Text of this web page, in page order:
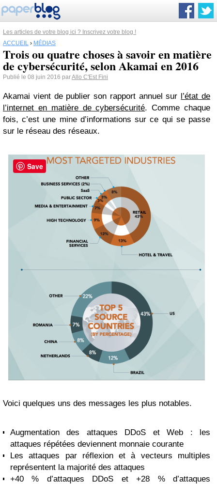
Les articles de votre blog ici ? Inscrivez votre blog !
ACCUEIL › MÉDIAS
Trois ou quatre choses à savoir en matière
de cybersécurité, selon Akamai en 2016
Publié le 08 juin 2016 parAllo C'Est Fini
Akamai vient de publier son rapport annuel sur l’état de
l’internet en matière de cybersécurité. Comme chaque
fois, c’est une mine d’informations sur ce qui se passe
sur le réseau des réseaux.
Voici quelques uns des messages les plus notables.
Augmentation des attaques DDoS et Web : les
attaques répétées deviennent monnaie courante
Les attaques par réflexion et à vecteurs multiples
représentent la majorité des attaques
+40 % d’attaques DDoS et +28 % d’attaques
Save